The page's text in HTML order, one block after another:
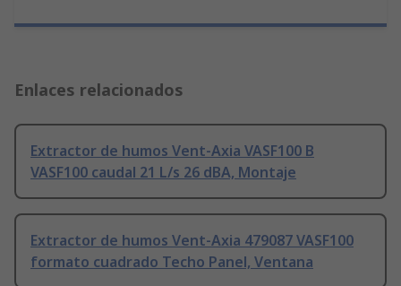
Enlaces relacionados
Extractor de humos Vent-Axia VASF100 B
VASF100 caudal 21 L/s 26 dBA, Montaje
Extractor de humos Vent-Axia 479087 VASF100
formato cuadrado Techo Panel, Ventana